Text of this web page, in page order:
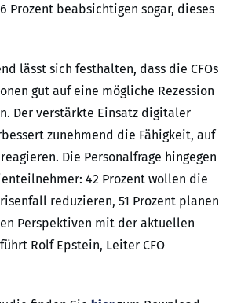
Prozent beabsichtigen sogar, dieses
lässt sich festhalten, dass die CFOs
gut auf eine mögliche Rezession
Der verstärkte Einsatz digitaler
zunehmend die Fähigkeit, auf
Die Personalfrage hingegen
42 Prozent wollen die
reduzieren, 51 Prozent planen
Perspektiven mit der aktuellen
Rolf Epstein, Leiter CFO